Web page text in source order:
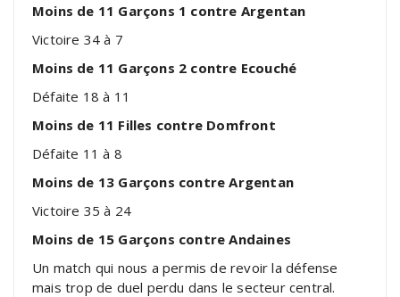
Moins de 11 Garçons 1 contre Argentan
Victoire 34 à 7
Moins de 11 Garçons 2 contre Ecouché
Défaite 18 à 11
Moins de 11 Filles contre Domfront
Défaite 11 à 8
Moins de 13 Garçons contre Argentan
Victoire 35 à 24
Moins de 15 Garçons contre Andaines
Un match qui nous a permis de revoir la défense
mais trop de duel perdu dans le secteur central.